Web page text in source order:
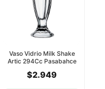
Vaso Vidrio Milk Shake
Artic 294Cc Pasabahce
$2.949